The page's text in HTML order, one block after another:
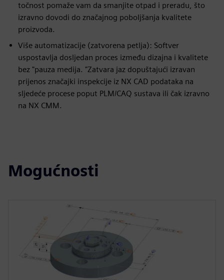
točnost pomaže vam da smanjite otpad i preradu, što
izravno dovodi do značajnog poboljšanja kvalitete
proizvoda.
Više automatizacije (zatvorena petlja): Softver
uspostavlja dosljedan proces između dizajna i kvalitete
bez "pauza medija. "Zatvara jaz dopuštajući izravan
prijenos značajki inspekcije iz NX CAD podataka na
sljedeće procese poput PLM/CAQ sustava ili čak izravno
na NX CMM.
Mogućnosti